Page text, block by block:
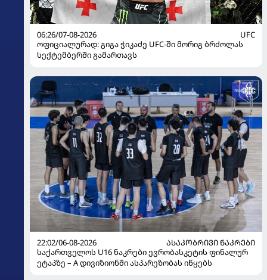
06:26/07-08-2026
UFC
ოფიციალურად: გიგა ჭიკაძე UFC-ში მორიგ ბრძოლას
სექტემბერში გამართავს
22:02/06-08-2026
ᲐᲡᲐᲙᲝᲑᲠᲘᲕᲘ ᲜᲐᲙᲠᲔᲑᲘ
საქართველოს U16 ნაკრები ევრობასკეტის ფინალურ
ეტაპზე – A დივიზიონში ასპარეზობას იწყებს